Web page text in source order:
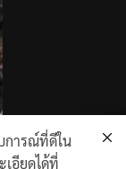
การณ์ที่ดีใน
อียดได้ที่